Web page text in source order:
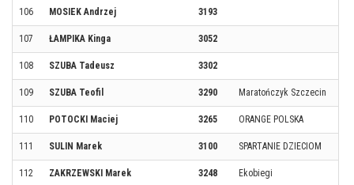
106 MOSIEK Andrzej 3193
107 ŁAMPIKA Kinga 3052
108 SZUBA Tadeusz 3302
109 SZUBA Teofil 3290 Maratończyk Szczecin
110 POTOCKI Maciej 3265 ORANGE POLSKA
111 SULIN Marek 3100 SPARTANIE DZIECIOM
112 ZAKRZEWSKI Marek 3248 Ekobiegi